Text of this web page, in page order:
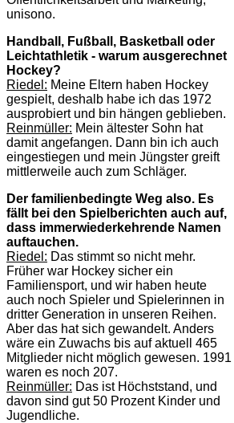
unisono.
Handball, Fußball, Basketball oder
Leichtathletik - warum ausgerechnet
Hockey?
Riedel: Meine Eltern haben Hockey
gespielt, deshalb habe ich das 1972
ausprobiert und bin hängen geblieben.
Reinmüller: Mein ältester Sohn hat
damit angefangen. Dann bin ich auch
eingestiegen und mein Jüngster greift
mittlerweile auch zum Schläger.
Der familienbedingte Weg also. Es
fällt bei den Spielberichten auch auf,
dass immerwiederkehrende Namen
auftauchen.
Riedel: Das stimmt so nicht mehr.
Früher war Hockey sicher ein
Familiensport, und wir haben heute
auch noch Spieler und Spielerinnen in
dritter Generation in unseren Reihen.
Aber das hat sich gewandelt. Anders
wäre ein Zuwachs bis auf aktuell 465
Mitglieder nicht möglich gewesen. 1991
waren es noch 207.
Reinmüller: Das ist Höchststand, und
davon sind gut 50 Prozent Kinder und
Jugendliche.